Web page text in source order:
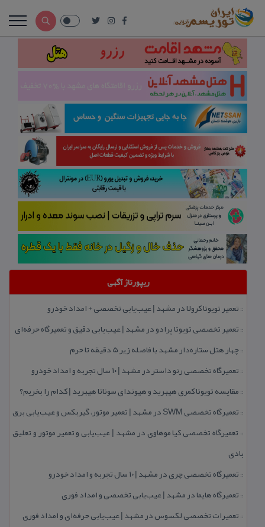
ریپورتاژ آگهی
:: تعمیر تویوتا كرولا در مشهد | عیب‌یابی تخصصی + امداد خودرو
:: تعمیر تخصصی تویوتا پرادو در مشهد | عیب‌یابی دقیق و تعمیرگاه حرفه‌ای
::چهار هتل‌ ستاره‌دار مشهد با فاصله زیر 5 دقیقه تا حرم
:: تعمیرگاه تخصصی رنو داستر در مشهد | ۱۰ سال تجربه و امداد خودرو
:: مقایسه تویوتا كمری هیبرید و هیوندای سوناتا هیبرید | كدام را بخریم؟
:: تعمیرگاه تخصصی SWM در مشهد | تعمیر موتور، گیربكس و عیب‌یابی برق
:: تعمیرگاه تخصصی كیا موهاوی در مشهد | عیب‌یابی و تعمیر موتور و تعلیق
بادی
:: تعمیرگاه تخصصی چری در مشهد | ۱۰ سال تجربه و امداد خودرو
:: تعمیرگاه هایما در مشهد | عیب‌یابی تخصصی و امداد فوری
:: تعمیرات تخصصی لكسوس در مشهد | عیب‌یابی حرفه‌ای و امداد فوری